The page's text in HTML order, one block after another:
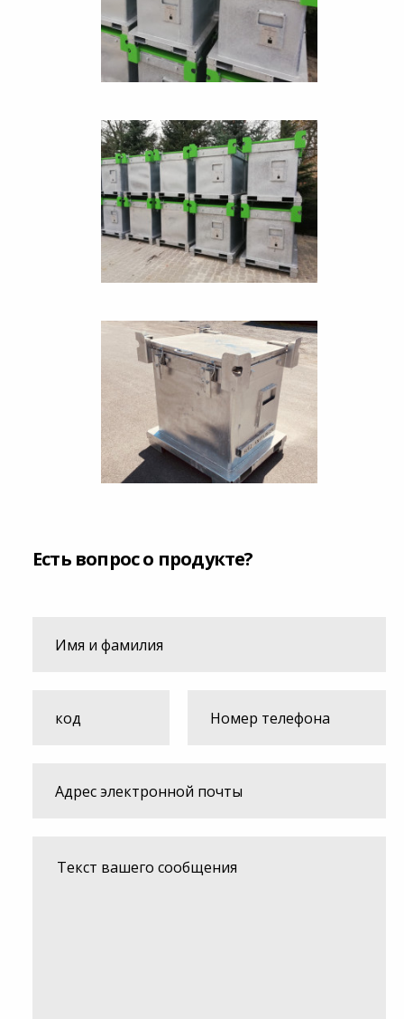
Есть вопрос о продукте?